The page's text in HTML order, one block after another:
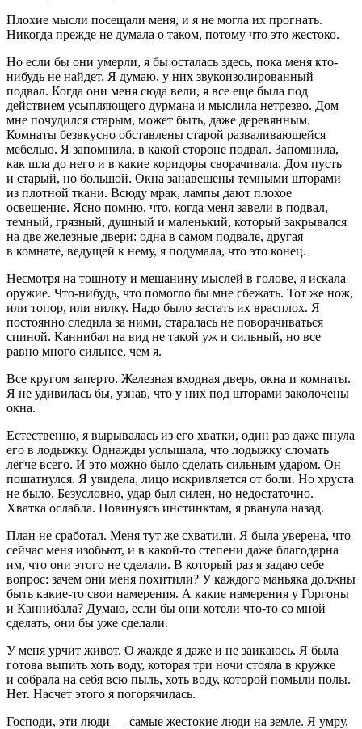
Плохие мысли посещали меня, и я не могла их прогнать.
Никогда прежде не думала о таком, потому что это жестоко.
Но если бы они умерли, я бы осталась здесь, пока меня кто-
нибудь не найдет. Я думаю, у них звукоизолированный
подвал. Когда они меня сюда вели, я все еще была под
действием усыпляющего дурмана и мыслила нетрезво. Дом
мне почудился старым, может быть, даже деревянным.
Комнаты безвкусно обставлены старой разваливающейся
мебелью. Я запомнила, в какой стороне подвал. Запомнила,
как шла до него и в какие коридоры сворачивала. Дом пусть
и старый, но большой. Окна занавешены темными шторами
из плотной ткани. Всюду мрак, лампы дают плохое
освещение. Ясно помню, что, когда меня завели в подвал,
темный, грязный, душный и маленький, который закрывался
на две железные двери: одна в самом подвале, другая
в комнате, ведущей к нему, я подумала, что это конец.
Несмотря на тошноту и мешанину мыслей в голове, я искала
оружие. Что-нибудь, что помогло бы мне сбежать. Тот же нож,
или топор, или вилку. Надо было застать их врасплох. Я
постоянно следила за ними, старалась не поворачиваться
спиной. Каннибал на вид не такой уж и сильный, но все
равно много сильнее, чем я.
Все кругом заперто. Железная входная дверь, окна и комнаты.
Я не удивилась бы, узнав, что у них под шторами заколочены
окна.
Естественно, я вырывалась из его хватки, один раз даже пнула
его в лодыжку. Однажды услышала, что лодыжку сломать
легче всего. И это можно было сделать сильным ударом. Он
пошатнулся. Я увидела, лицо искривляется от боли. Но хруста
не было. Безусловно, удар был силен, но недостаточно.
Хватка ослабла. Повинуясь инстинктам, я рванула назад.
План не сработал. Меня тут же схватили. Я была уверена, что
сейчас меня изобьют, и в какой-то степени даже благодарна
им, что они этого не сделали. В который раз я задаю себе
вопрос: зачем они меня похитили? У каждого маньяка должны
быть какие-то свои намерения. А какие намерения у Горгоны
и Каннибала? Думаю, если бы они хотели что-то со мной
сделать, они бы уже сделали.
У меня урчит живот. О жажде я даже и не заикаюсь. Я была
готова выпить хоть воду, которая три ночи стояла в кружке
и собрала на себя всю пыль, хоть воду, которой помыли полы.
Нет. Насчет этого я погорячилась.
Господи, эти люди — самые жестокие люди на земле. Я умру,